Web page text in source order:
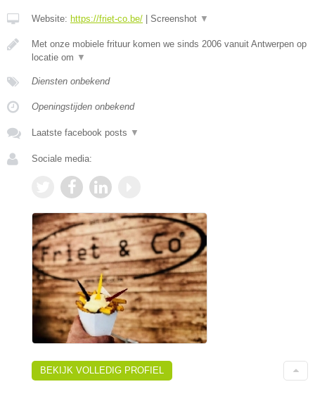
Website: https://friet-co.be/ Screenshot ▼
Met onze mobiele frituur komen we sinds 2006 vanuit Antwerpen op
locatie om ▼
Diensten onbekend
Openingstijden onbekend
Laatste facebook posts ▼
Sociale media:
BEKIJK VOLLEDIG PROFIEL